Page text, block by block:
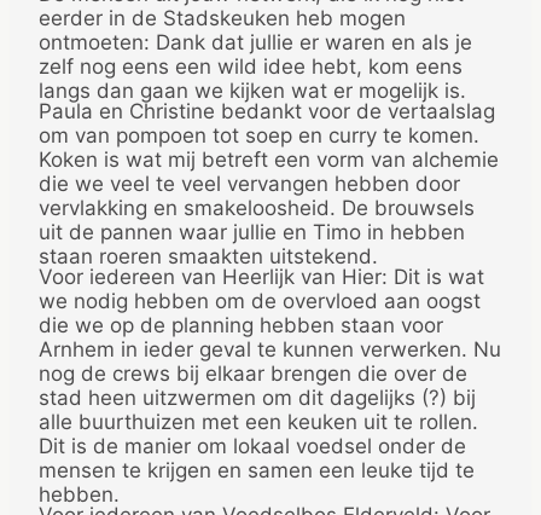
eerder in de Stadskeuken heb mogen
ontmoeten: Dank dat jullie er waren en als je
zelf nog eens een wild idee hebt, kom eens
langs dan gaan we kijken wat er mogelijk is.
Paula en Christine bedankt voor de vertaalslag
om van pompoen tot soep en curry te komen.
Koken is wat mij betreft een vorm van alchemie
die we veel te veel vervangen hebben door
vervlakking en smakeloosheid. De brouwsels
uit de pannen waar jullie en Timo in hebben
staan roeren smaakten uitstekend.
Voor iedereen van Heerlijk van Hier: Dit is wat
we nodig hebben om de overvloed aan oogst
die we op de planning hebben staan voor
Arnhem in ieder geval te kunnen verwerken. Nu
nog de crews bij elkaar brengen die over de
stad heen uitzwermen om dit dagelijks (?) bij
alle buurthuizen met een keuken uit te rollen.
Dit is de manier om lokaal voedsel onder de
mensen te krijgen en samen een leuke tijd te
hebben.